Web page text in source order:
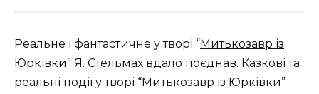
Реальне і фантастичне у творі “Митькозавр із
Юрківки” Я. Стельмах вдало поєднав. Казкові та
реальні події у творі “Митькозавр із Юрківки”